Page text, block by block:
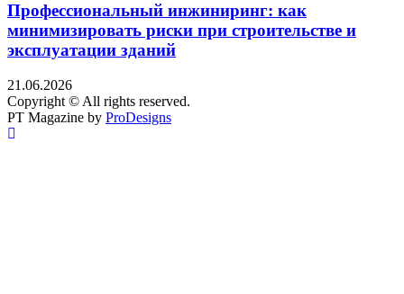
Профессиональный инжиниринг: как
минимизировать риски при строительстве и
эксплуатации зданий
21.06.2026
Copyright © All rights reserved.
PT Magazine by ProDesigns